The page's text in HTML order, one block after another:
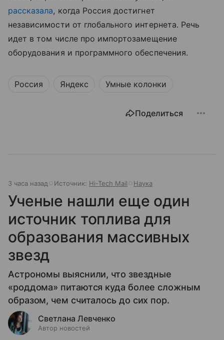
рассказала, когда Россия достигнет
независимости от глобального интернета. Речь
идет в том числе про импортозамещение
оборудования и программного обеспечения.
Россия Яндекс Умные колонки
Поделиться
3 часа назад Источник: Hi-Tech Mail Наука
Ученые нашли еще один
источник топлива для
образования массивных
звезд
Астрономы выяснили, что звездные
«роддома» питаются куда более сложным
образом, чем считалось до сих пор.
Светлана Левченко
Автор новостей